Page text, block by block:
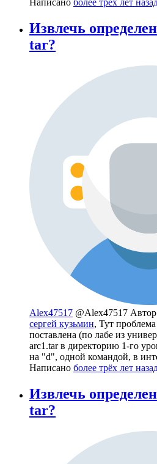
Написано более трёх лет
Извлечь
tar?
Alex47517 @Alex47517
сергей кузьмин, Тут проблема
поставлена (по лабе из
arc1.tar в директорию 1-го
на "d", одной командой, в
Написано более трёх лет
Извлечь
tar?